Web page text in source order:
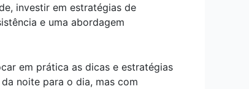
investir em estratégias de
e uma abordagem
em prática as dicas e estratégias
noite para o dia, mas com